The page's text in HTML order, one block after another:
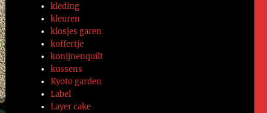
kleding
kleuren
klosjes garen
koffertje
konijnenquilt
kussens
Kyoto garden
Label
Layer cake